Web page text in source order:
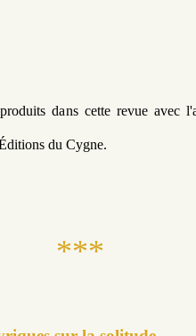
dans cette revue avec
du Cygne.
***